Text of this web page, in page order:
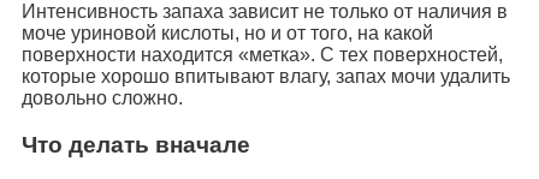
Интенсивность запаха зависит не только от наличия в
моче уриновой кислоты, но и от того, на какой
поверхности находится «метка». С тех поверхностей,
которые хорошо впитывают влагу, запах мочи удалить
довольно сложно.
Что делать вначале